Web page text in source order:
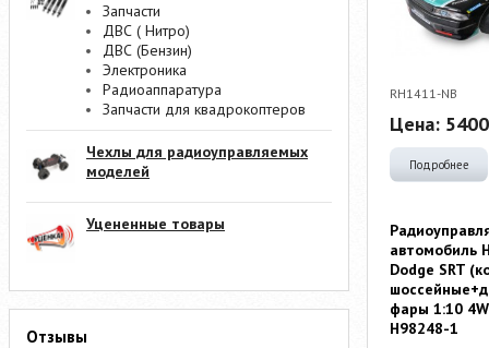
Запчасти
ДВС ( Нитро)
ДВС (Бензин)
Электроника
Радиоаппаратура
Запчасти для квадрокоптеров
Чехлы для радиоуправляемых
моделей
Уцененные товары
Отзывы
RH1411-NB
Цена: 5400
Подробнее
автомобиль
Dodge SRT
фары 1:10
H98248-1